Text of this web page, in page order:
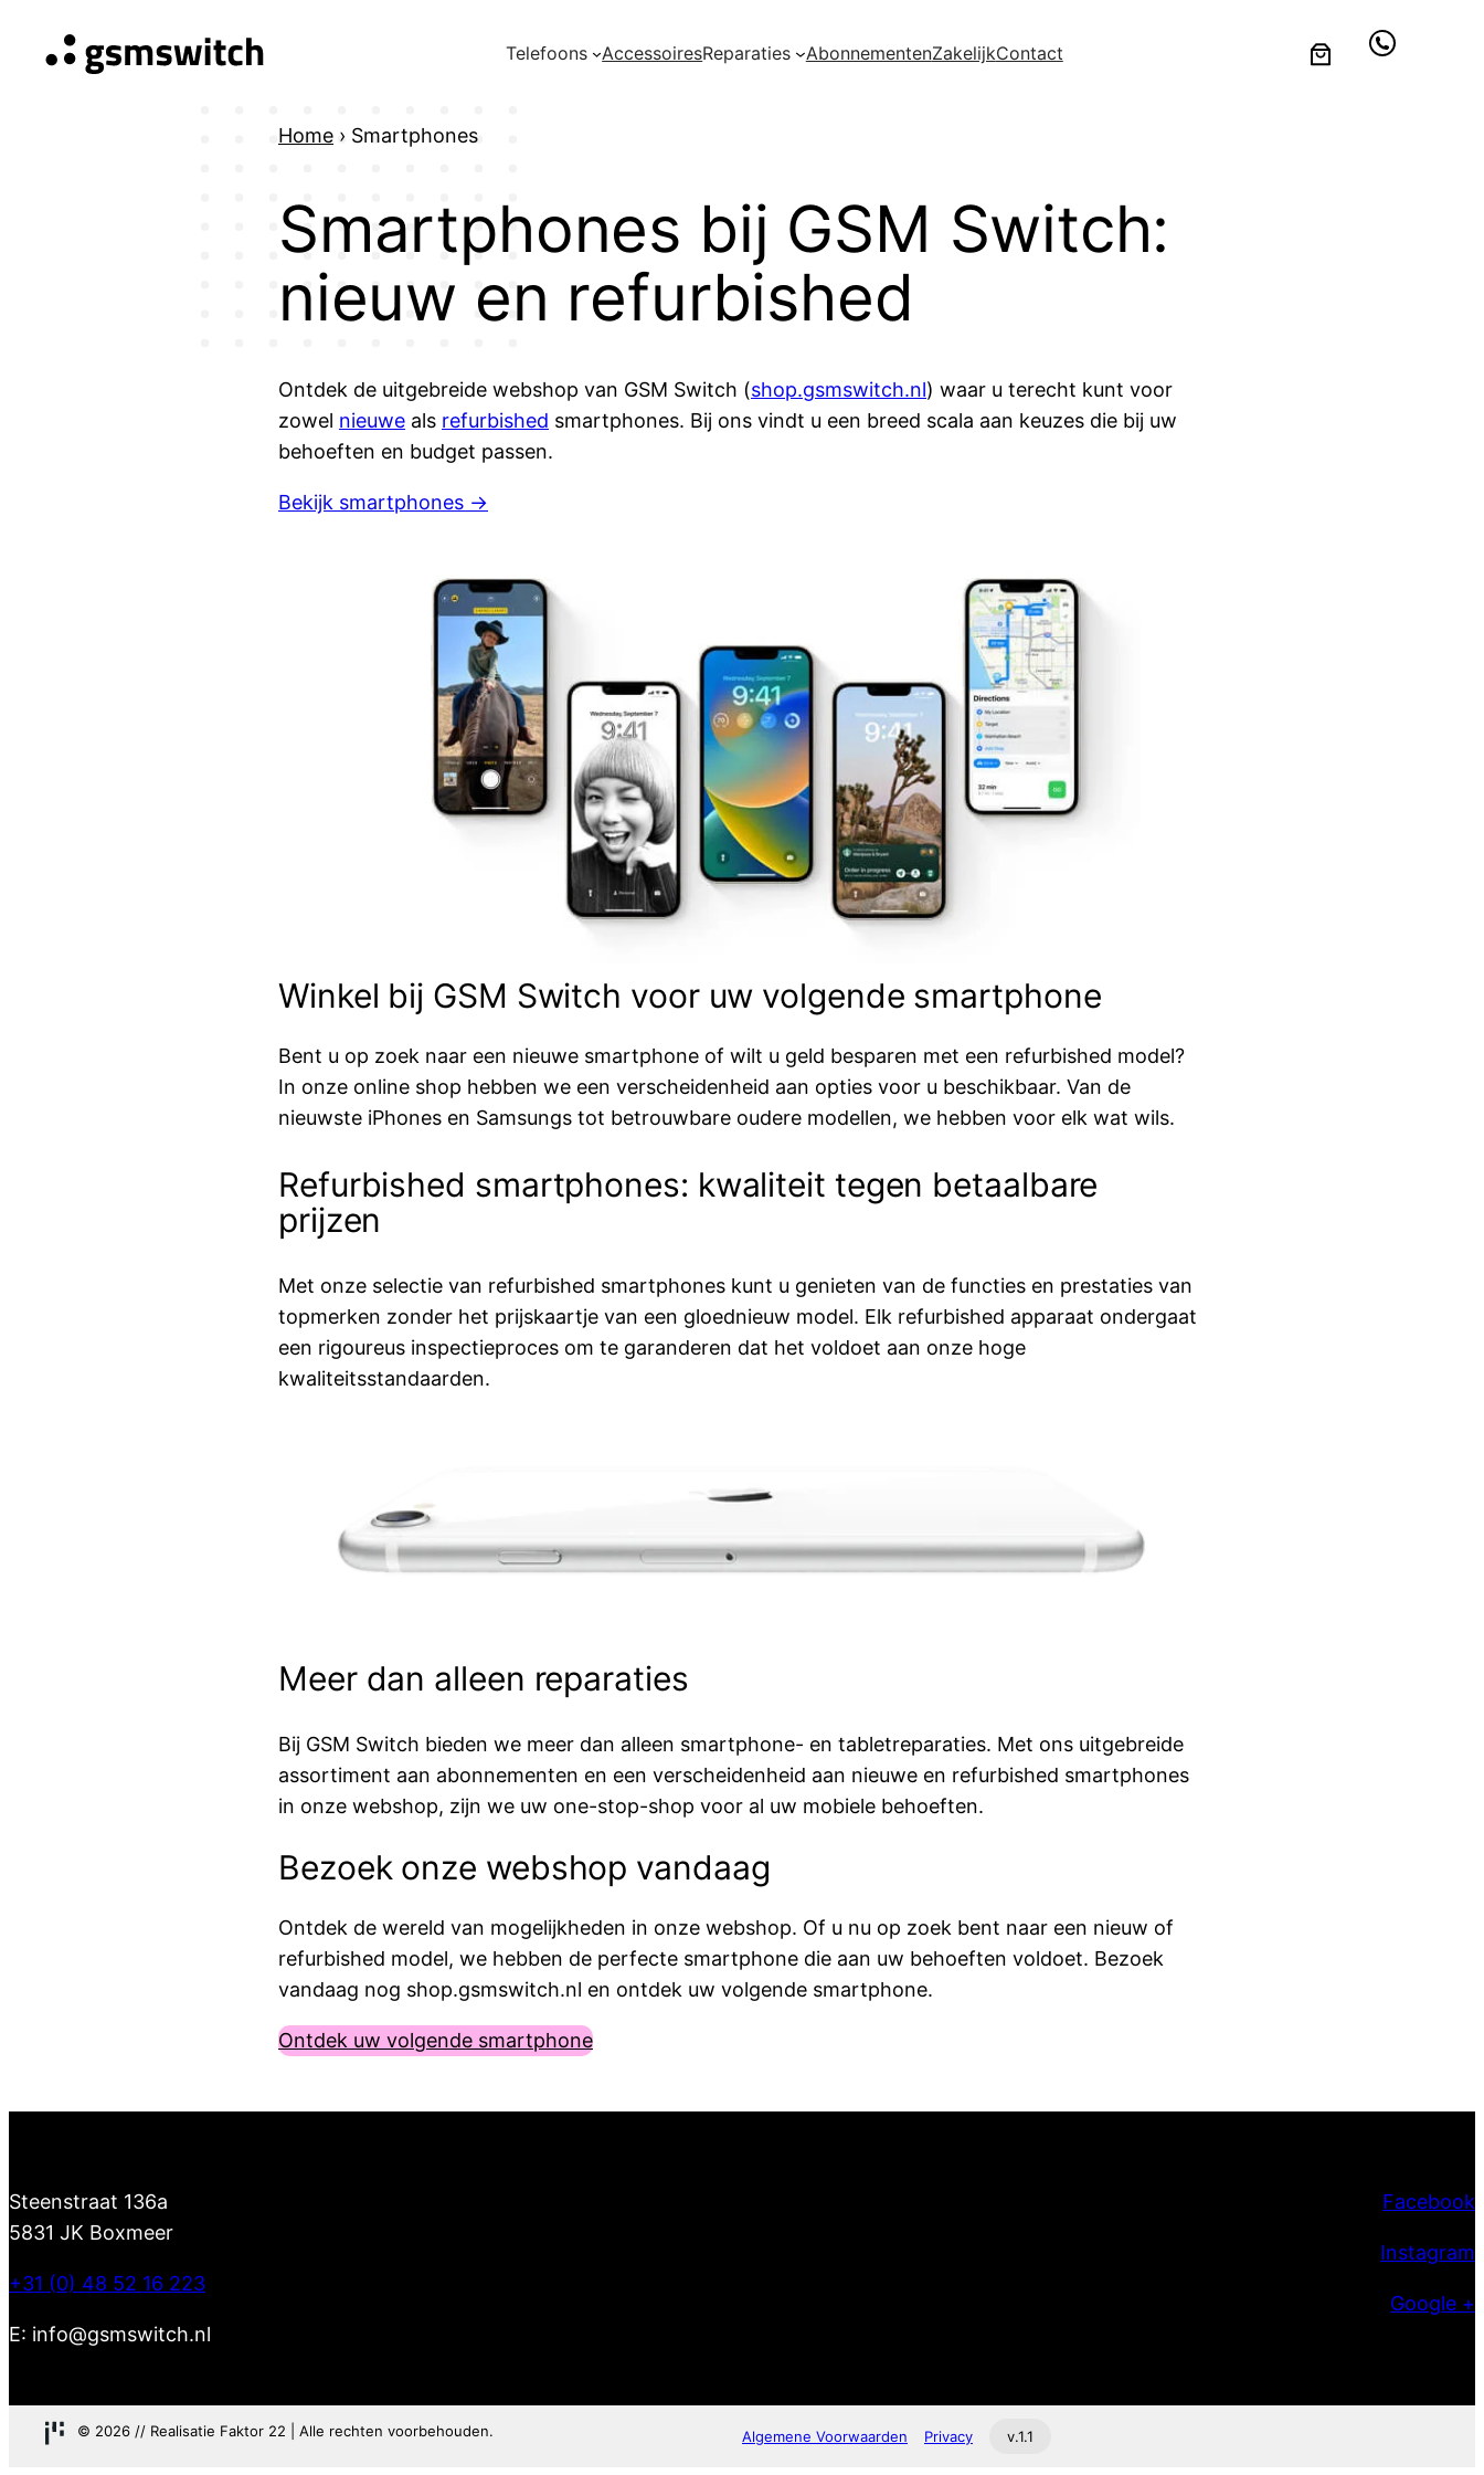
naar
Telefoons AccessoiresReparaties AbonnementenZakelijkContact
Home › Smartphones
Smartphones bij GSM Switch:
nieuw en refurbished
Ontdek de uitgebreide webshop van GSM Switch (shop.gsmswitch.nl) waar u terecht kunt voor
zowel nieuwe als refurbished smartphones. Bij ons vindt u een breed scala aan keuzes die bij uw
behoeften en budget passen.
Bekijk smartphones →
Winkel bij GSM Switch voor uw volgende smartphone
Bent u op zoek naar een nieuwe smartphone of wilt u geld besparen met een refurbished model?
In onze online shop hebben we een verscheidenheid aan opties voor u beschikbaar. Van de
nieuwste iPhones en Samsungs tot betrouwbare oudere modellen, we hebben voor elk wat wils.
Refurbished smartphones: kwaliteit tegen betaalbare
prijzen
Met onze selectie van refurbished smartphones kunt u genieten van de functies en prestaties van
topmerken zonder het prijskaartje van een gloednieuw model. Elk refurbished apparaat ondergaat
een rigoureus inspectieproces om te garanderen dat het voldoet aan onze hoge
kwaliteitsstandaarden.
Meer dan alleen reparaties
Bij GSM Switch bieden we meer dan alleen smartphone- en tabletreparaties. Met ons uitgebreide
assortiment aan abonnementen en een verscheidenheid aan nieuwe en refurbished smartphones
in onze webshop, zijn we uw one-stop-shop voor al uw mobiele behoeften.
Bezoek onze webshop vandaag
Ontdek de wereld van mogelijkheden in onze webshop. Of u nu op zoek bent naar een nieuw of
refurbished model, we hebben de perfecte smartphone die aan uw behoeften voldoet. Bezoek
vandaag nog shop.gsmswitch.nl en ontdek uw volgende smartphone.
Ontdek uw volgende smartphone
Steenstraat 136a
5831 JK Boxmeer
+31 (0) 48 52 16 223
E: info@gsmswitch.nl
Facebook
Instagram
Google +
© 2026 // Realisatie Faktor 22 | Alle rechten voorbehouden. Algemene Voorwaarden Privacy v.1.1